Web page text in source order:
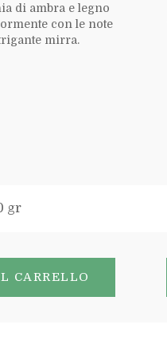
di ambra e legno
con le note
mirra.
gr
CARRELLO